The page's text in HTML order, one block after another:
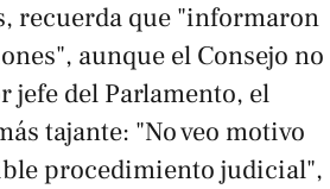
recuerda que "informaron
aunque el Consejo no
jefe del Parlamento, el
tajante: "No veo motivo
procedimiento judicial",